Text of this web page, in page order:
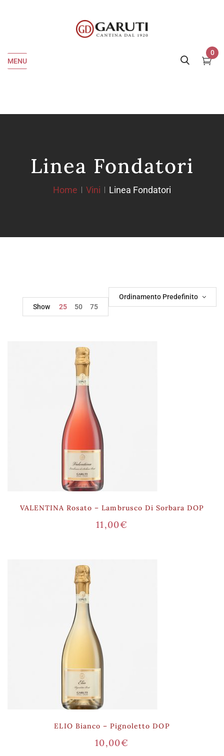
MENU
0
Linea Fondatori
Home Vini Linea Fondatori
Ordinamento Predefinito
Show
25 50 75
VALENTINA Rosato – Lambrusco Di Sorbara DOP
11,00€
ELIO Bianco – Pignoletto DOP
10,00€